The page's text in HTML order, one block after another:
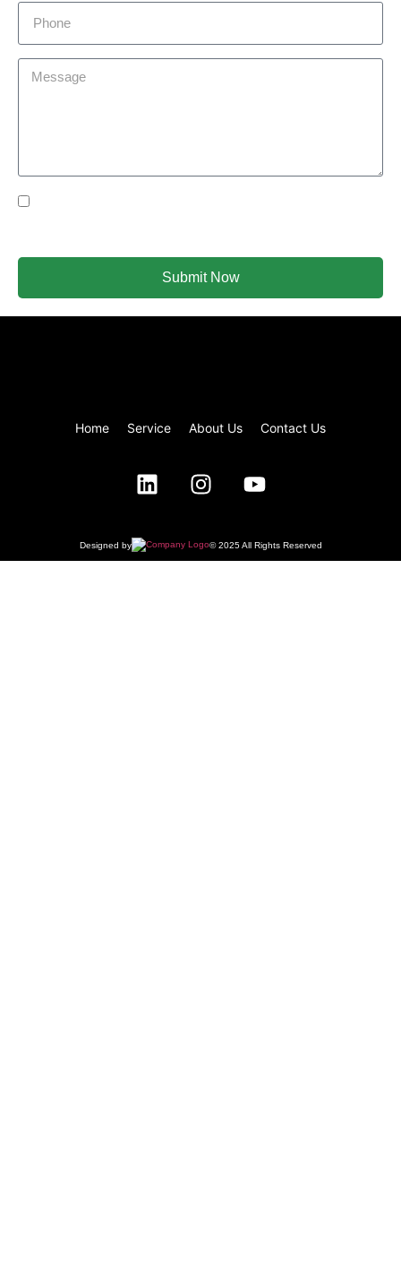
Submit Now
Home Service About Us Contact Us
Designed by © 2025 All Rights Reserved